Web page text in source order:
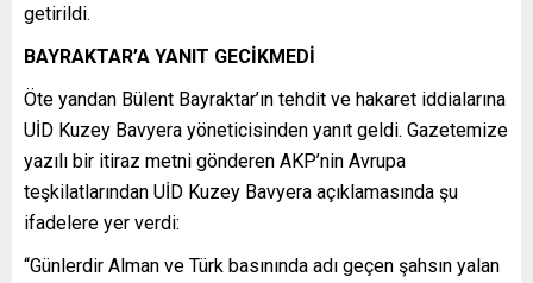
getirildi.
BAYRAKTAR’A YANIT GECİKMEDİ
Öte yandan Bülent Bayraktar’ın tehdit ve hakaret iddialarına
UİD Kuzey Bavyera yöneticisinden yanıt geldi. Gazetemize
yazılı bir itiraz metni gönderen AKP’nin Avrupa
teşkilatlarından UİD Kuzey Bavyera açıklamasında şu
ifadelere yer verdi:
“Günlerdir Alman ve Türk basınında adı geçen şahsın yalan